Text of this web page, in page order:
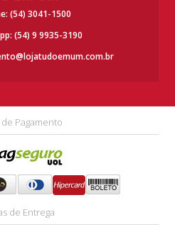
(54) 3041-1500
(54) 9 9935-3190
de Pagamento
de Entrega